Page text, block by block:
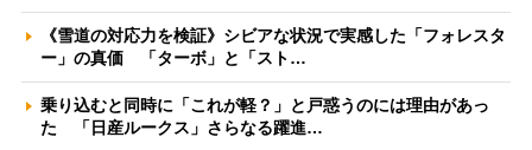
《雪道の対応力を検証》シビアな状況で実感した「フォレスタ
ー」の真価 「ターボ」と「スト…
乗り込むと同時に「これが軽？」と戸惑うのには理由があっ
た 「日産ルークス」さらなる躍進…